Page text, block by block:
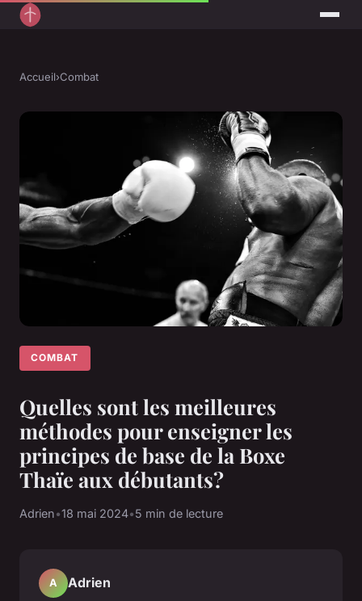
Accueil›Combat
COMBAT
Quelles sont les meilleures
méthodes pour enseigner les
principes de base de la Boxe
Thaïe aux débutants?
Adrien•18 mai 2024•5 min de lecture
A Adrien